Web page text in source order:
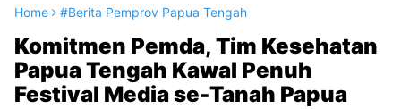
Home #Berita Pemprov Papua Tengah
Komitmen Pemda, Tim Kesehatan
Papua Tengah Kawal Penuh
Festival Media se-Tanah Papua